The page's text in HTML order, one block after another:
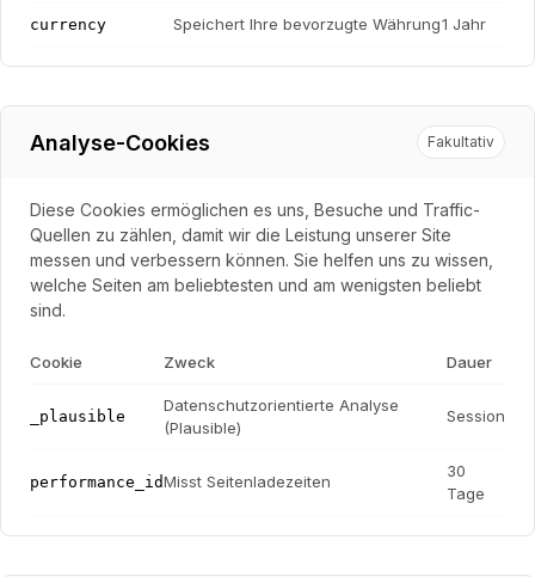
currency Speichert Ihre bevorzugte Währung1 Jahr
Analyse-Cookies Fakultativ
Diese Cookies ermöglichen es uns, Besuche und Traffic-
Quellen zu zählen, damit wir die Leistung unserer Site
messen und verbessern können. Sie helfen uns zu wissen,
welche Seiten am beliebtesten und am wenigsten beliebt
sind.
Cookie Zweck Dauer
_plausible
Datenschutzorientierte Analyse
(Plausible)
Session
performance_idMisst Seitenladezeiten
30
Tage